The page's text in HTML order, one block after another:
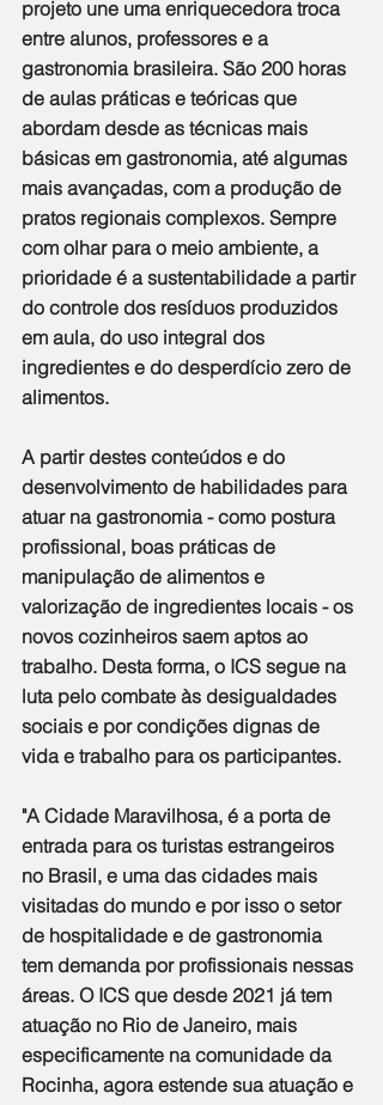
projeto une uma enriquecedora troca
entre alunos, professores e a
gastronomia brasileira. São 200 horas
de aulas práticas e teóricas que
abordam desde as técnicas mais
básicas em gastronomia, até algumas
mais avançadas, com a produção de
pratos regionais complexos. Sempre
com olhar para o meio ambiente, a
prioridade é a sustentabilidade a partir
do controle dos resíduos produzidos
em aula, do uso integral dos
ingredientes e do desperdício zero de
alimentos.
A partir destes conteúdos e do
desenvolvimento de habilidades para
atuar na gastronomia - como postura
profissional, boas práticas de
manipulação de alimentos e
valorização de ingredientes locais - os
novos cozinheiros saem aptos ao
trabalho. Desta forma, o ICS segue na
luta pelo combate às desigualdades
sociais e por condições dignas de
vida e trabalho para os participantes.
"A Cidade Maravilhosa, é a porta de
entrada para os turistas estrangeiros
no Brasil, e uma das cidades mais
visitadas do mundo e por isso o setor
de hospitalidade e de gastronomia
tem demanda por profissionais nessas
áreas. O ICS que desde 2021 já tem
atuação no Rio de Janeiro, mais
especificamente na comunidade da
Rocinha, agora estende sua atuação e